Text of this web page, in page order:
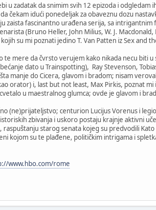
u zadatak da snimim svih 12 epizoda i
čekam idući ponedeljak za obaveznu dozu
zaista fascinantno urađena serija, sa
(Bruno Heller, John Milius, W. J.
su mi poznati jedino T. Van Patten iz Sex and
te mere da čvrsto verujem kako nikada necu biti
dato u Trainspotting), Ray Stevenson,
manje do Cicera, glavom i bradom; nisam
orator) i, last but not least, Max Pirkis, poznat
u maestralnog glumca; ovde je glavom i
(ne)prijateljstvo; centurion Lucijus Vorenus i
zbivanja i uskoro postaju krajnje aktivni
starog senata kojeg su predvodili
kojom su te plađene, političkim intrigama i
www.hbo.com/rome